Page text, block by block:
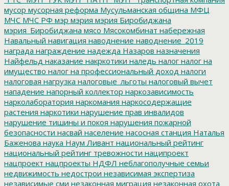
мусор мусорная реформа Мусульманская община МФЦ
МЧС МЧС РФ мэр мэрия мэрия Биробиджана
мэрия_Биробиджана мясо Мясокомбинат набережная
Навальный навигация наводнение наводнение_2019
награда награждение надежда Назаров назначения
Найфельд наказание накркотики наледь налог налог на
имущество налог на профессиональный доход налоги
налоговая нагрузка налоговые_льготы налоговый вычет
нападение напорный коллектор наркозависимость
нарколаборатория наркомания наркосодержащие
растения наркотики нарушение прав инвалидов
нарушение тишины и покоя нарушения пожарной
безопасности насвай население насосная станция Наталья
Баженова наука Наум Ливант национальный рейтинг
национальный рейтинг тревожности наципроект
нацпроект нацпроекты НДФЛ неблагополучные семьи
недвижимость недострои независимая экспертиза
независимые сми незаконная миграция незаконная охота